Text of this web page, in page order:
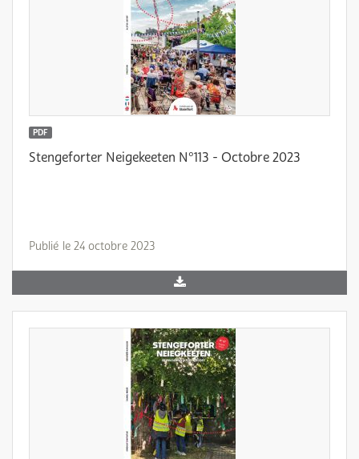
PDF
Stengeforter Neigekeeten N°113 - Octobre 2023
Publié le 24 octobre 2023